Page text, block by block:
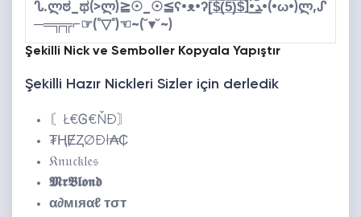
(•ω•)ლ,ᔑ•ﺪ͟͠•ᔐ.ლಠ_ಥ(>ლ)≧☉_☉≦ʕ•ᴥ•ʔ[̲̅$̲̅(̲̅5̲̅)̲̅$̲̅]
(~˘▾˘)~☜(˚▽˚)☞⌐╦╦═─
Şekilli Nick ve Semboller Kopyala Yapıştır
Şekilli Hazır Nickleri Sizler için derledik
〘Ł€Ꮆ€ŇĐ〙
₮ⱧɆⱫØĐł₳₵
𝔎𝔫𝔲𝔠𝔨𝔩𝔢𝔰
𝕸𝖗𝕭𝖑𝖔𝖓𝖉
α∂мιяαℓ тσт